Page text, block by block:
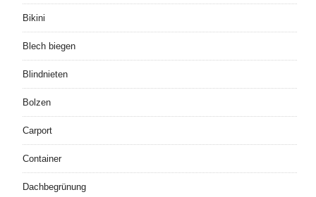
Bikini
Blech biegen
Blindnieten
Bolzen
Carport
Container
Dachbegrünung